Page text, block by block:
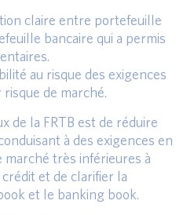
claire entre portefeuille
bancaire qui a permis
au risque des exigences
de marché.
de la FRTB est de réduire
à des exigences en
marché très inférieures à
et de clarifier la
et le banking book.